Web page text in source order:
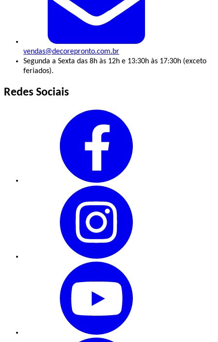
vendas@decorepronto.com.br
Segunda a Sexta das 8h às 12h e 13:30h às 17:30h (exceto
feriados).
Redes Sociais